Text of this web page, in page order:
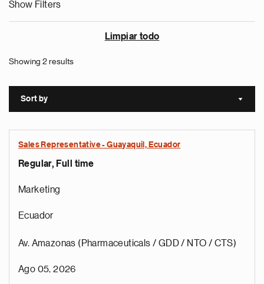
Show Filters
Limpiar todo
Showing 2 results
Sort by Sort
Sales Representative - Guayaquil, Ecuador
Regular, Full time
Marketing
Ecuador
Av. Amazonas (Pharmaceuticals / GDD / NTO / CTS)
Ago 05, 2026